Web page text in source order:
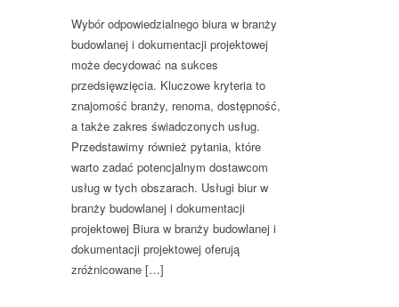
Wybór odpowiedzialnego biura w branży
budowlanej i dokumentacji projektowej
może decydować na sukces
przedsięwzięcia. Kluczowe kryteria to
znajomość branży, renoma, dostępność,
a także zakres świadczonych usług.
Przedstawimy również pytania, które
warto zadać potencjalnym dostawcom
usług w tych obszarach. Usługi biur w
branży budowlanej i dokumentacji
projektowej Biura w branży budowlanej i
dokumentacji projektowej oferują
zróżnicowane […]